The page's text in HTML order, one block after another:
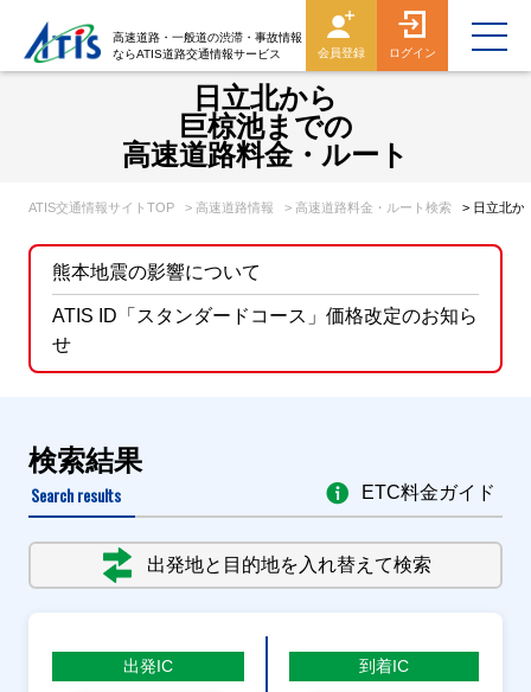
高速道路・一般道の渋滞・事故情報
ならATIS道路交通情報サービス
会員登録 ログイン
日立北から
巨椋池までの
高速道路料金・ルート
ATIS交通情報サイトTOP > 高速道路情報 > 高速道路料金・ルート検索 > 日立北か
熊本地震の影響について
ATIS ID「スタンダードコース」価格改定のお知ら
せ
検索結果
Search results
出発地と目的地を入れ替えて検索
ETC料金ガイド
出発IC 到着IC